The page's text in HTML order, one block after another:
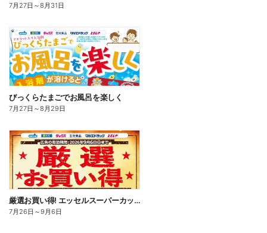
7月27日 ～8月31日
びっくらたまごでお風呂を楽しく
7月27日 ～8月29日
厳選お買い得! エッセルスーパーカップ
7月26日 ～9月6日